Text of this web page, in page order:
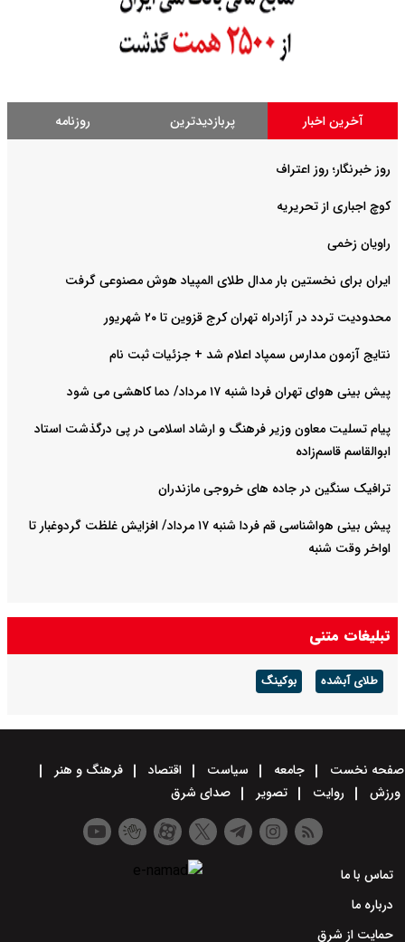
آخرین اخبار پربازدیدترین روزنامه
روز خبرنگار؛ روز اعتراف
کوچ اجباری از تحریریه
راویان زخمی
ایران برای نخستین بار مدال طلای المپیاد هوش مصنوعی گرفت
محدودیت تردد در آزادراه تهران کرج قزوین تا ۲۰ شهریور
نتایج آزمون مدارس سمپاد اعلام شد + جزئیات ثبت نام
پیش بینی هوای تهران فردا شنبه ۱۷ مرداد/ دما کاهشی می شود
پیام تسلیت معاون وزیر فرهنگ و ارشاد اسلامی در پی درگذشت استاد
ابوالقاسم قاسم‌زاده
ترافیک سنگین در جاده های خروجی مازندران
پیش بینی هواشناسی قم فردا شنبه ۱۷ مرداد/ افزایش غلظت گردوغبار تا
اواخر وقت شنبه
تبلیغات متنی
طلای آبشده بوکینگ
صفحه نخست جامعه سیاست اقتصاد
فرهنگ و هنر
ورزش
روایت تصویر صدای شرق
تماس با ما
درباره ما
حمایت از شرق